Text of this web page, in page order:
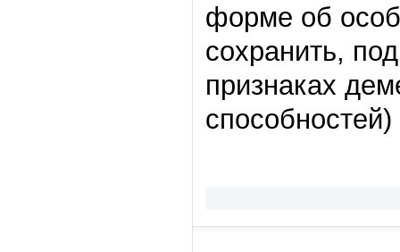
форме об
сохранить,
признаках